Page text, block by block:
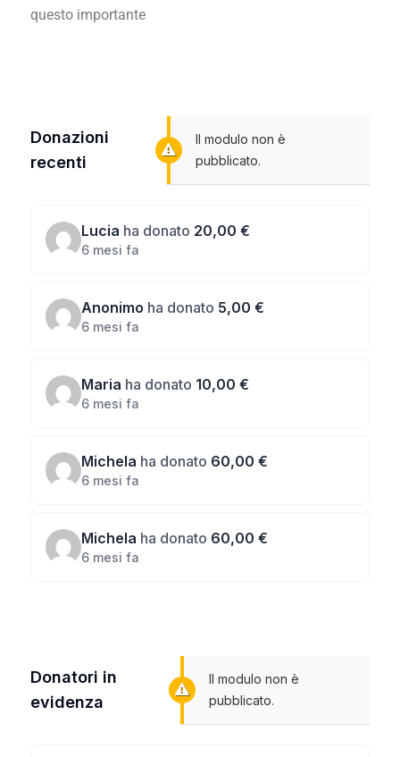
questo importante
Donazioni
recenti
Il modulo non è
pubblicato.
Lucia ha donato 20,00 €
6 mesi fa
Anonimo ha donato 5,00 €
6 mesi fa
Maria ha donato 10,00 €
6 mesi fa
Michela ha donato 60,00 €
6 mesi fa
Michela ha donato 60,00 €
6 mesi fa
Donatori in
evidenza
Il modulo non è
pubblicato.